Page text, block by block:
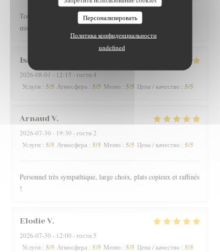
Персонализировать
Политика конфиденциальности
undefined
Toujours très bien servi et un régal pour les papilles il y a pas
mieux sur Grenoble rapport qualité-prix
Isabelle
2026-08-01 - 12:15 - гости 4
Услуги : 5/5 Атмосфера : 5/5 Меню : 5/5 Цена / качество : 5/5
Arnaud V
2026-07-30 - 19:30 - гости 2
Услуги : 5/5 Атмосфера : 5/5 Меню : 5/5 Цена / качество : 5/5
Personnel très sympathique, large choix, plats copieux et raffinés
!
Elodie V
2026-07-30 - 12:00 - гости 5
Услуги : 5/5 Атмосфера : 5/5 Меню : 5/5 Цена / качество : 5/5